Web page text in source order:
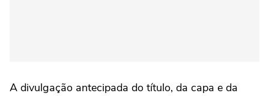
A divulgação antecipada do título, da capa e da